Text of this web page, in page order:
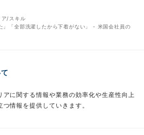
ア/スキル
」「全部洗濯したから下着がない」 - 米国会社員の
アに関する情報や業務の効率化や生産性向上
情報を提供していきます。